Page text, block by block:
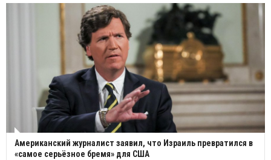
Американский журналист заявил, что Израиль превратился в
«самое серьёзное бремя» для США